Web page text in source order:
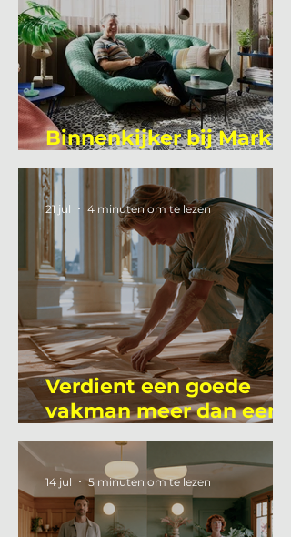
Binnenkijker bij Mark
Mutsaers
Verdient een goede
vakman meer dan een
gemiddelde
academicus?
21 jul 4 minuten om te lezen
14 jul 5 minuten om te lezen